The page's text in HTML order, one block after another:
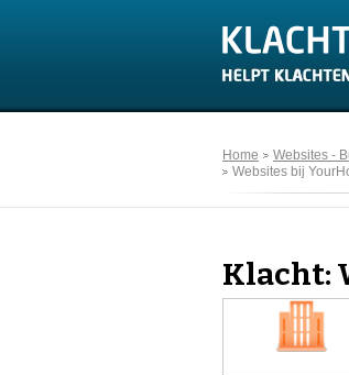
Home Websites -
Websites bij
Klacht: